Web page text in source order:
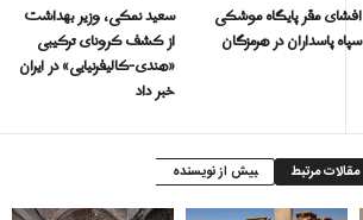
سعيد نمكى، وزیر بهداشت
از کشف کرونای ترکیبی
«هندی-کالیفرنیایی» در ایران
خبر داد
افشای مقر پایگاه موشکی
سپاه پاسداران در هرمزگان
مقالات مرتبط بیش از نویسنده